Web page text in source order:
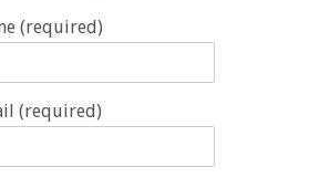
(required)
(required)